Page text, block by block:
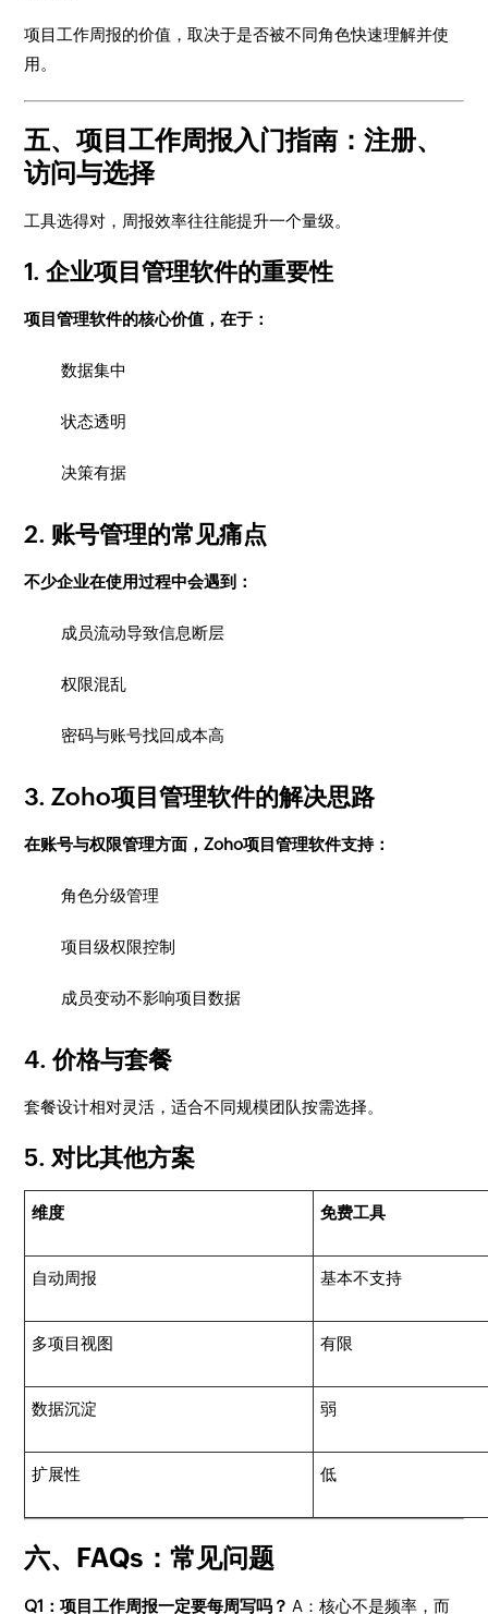
项目工作周报的价值，取决于是否被不同角色快速理解并使
用。
五、项目工作周报入门指南：注册、
访问与选择
工具选得对，周报效率往往能提升一个量级。
1. 企业项目管理软件的重要性
项目管理软件的核心价值，在于：
数据集中
状态透明
决策有据
2. 账号管理的常见痛点
不少企业在使用过程中会遇到：
成员流动导致信息断层
权限混乱
密码与账号找回成本高
3. Zoho项目管理软件的解决思路
在账号与权限管理方面，Zoho项目管理软件支持：
角色分级管理
项目级权限控制
成员变动不影响项目数据
4. 价格与套餐
套餐设计相对灵活，适合不同规模团队按需选择。
5. 对比其他方案
维度 免费工具
自动周报 基本不支持
多项目视图 有限
数据沉淀 弱
扩展性 低
六、FAQs：常见问题
Q1：项目工作周报一定要每周写吗？ A：核心不是频率，而